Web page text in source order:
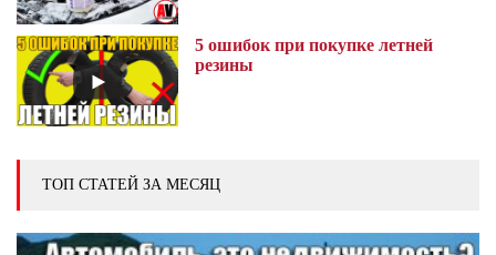
5 ошибок при покупке летней
резины
ТОП СТАТЕЙ ЗА МЕСЯЦ